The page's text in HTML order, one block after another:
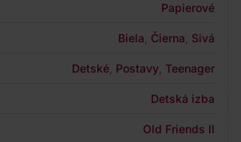
Papierové
Biela Čierna Sivá
Detské Postavy Teenager
Detská izba
Old Friends II